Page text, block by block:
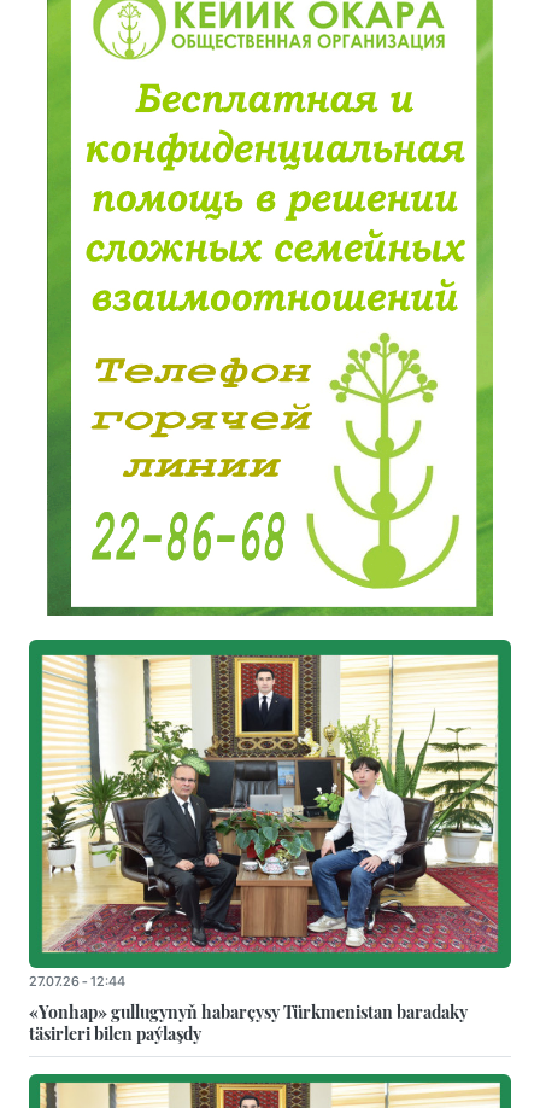
27.07.26 - 12:44
«Yonhap» gullugynyň habarçysy Türkmenistan baradaky
täsirleri bilen paýlaşdy